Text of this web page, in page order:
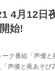
4月12日
始!
ク番組「声優と
声優と夜あそび